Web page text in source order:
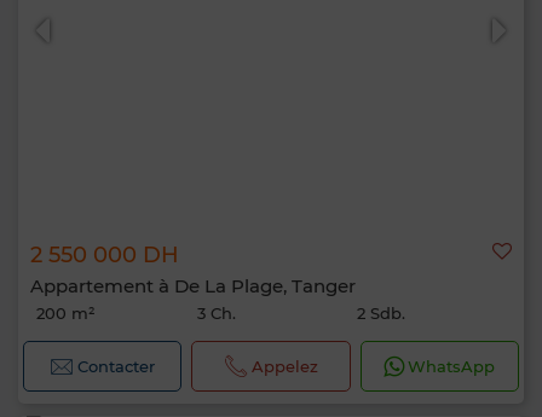
2 550 000 DH
Appartement à De La Plage, Tanger
200 m² 3 Ch. 2 Sdb.
Contacter Appelez WhatsApp